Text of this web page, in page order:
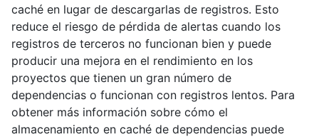
caché en lugar de descargarlas de registros. Esto
reduce el riesgo de pérdida de alertas cuando los
registros de terceros no funcionan bien y puede
producir una mejora en el rendimiento en los
proyectos que tienen un gran número de
dependencias o funcionan con registros lentos. Para
obtener más información sobre cómo el
almacenamiento en caché de dependencias puede